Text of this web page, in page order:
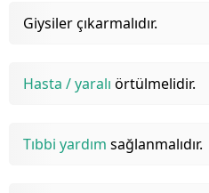
Giysiler çıkarmalıdır.
Hasta / yaralı örtülmelidir.
Tıbbi yardım sağlanmalıdır.